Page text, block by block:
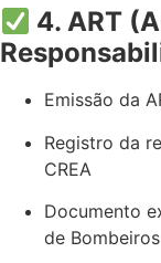
4. ART
Emissão da
Registro da
CREA
Documento
de Bombeiros